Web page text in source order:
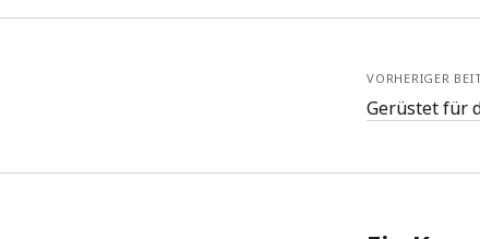
VORHERIGER
Gerüstet für